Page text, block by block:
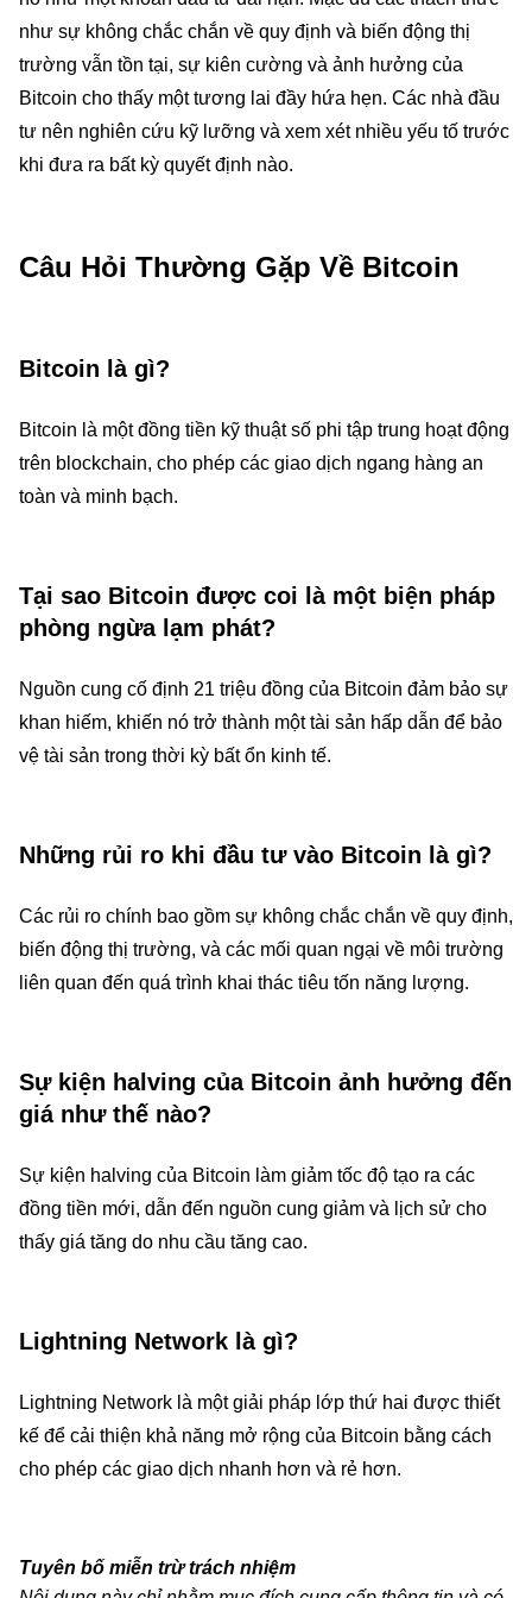
như sự không chắc chắn về quy định và biến động thị
trường vẫn tồn tại, sự kiên cường và ảnh hưởng của
Bitcoin cho thấy một tương lai đầy hứa hẹn. Các nhà đầu
tư nên nghiên cứu kỹ lưỡng và xem xét nhiều yếu tố trước
khi đưa ra bất kỳ quyết định nào.
Câu Hỏi Thường Gặp Về Bitcoin
Bitcoin là gì?
Bitcoin là một đồng tiền kỹ thuật số phi tập trung hoạt động
trên blockchain, cho phép các giao dịch ngang hàng an
toàn và minh bạch.
Tại sao Bitcoin được coi là một biện pháp
phòng ngừa lạm phát?
Nguồn cung cố định 21 triệu đồng của Bitcoin đảm bảo sự
khan hiếm, khiến nó trở thành một tài sản hấp dẫn để bảo
vệ tài sản trong thời kỳ bất ổn kinh tế.
Những rủi ro khi đầu tư vào Bitcoin là gì?
Các rủi ro chính bao gồm sự không chắc chắn về quy định,
biến động thị trường, và các mối quan ngại về môi trường
liên quan đến quá trình khai thác tiêu tốn năng lượng.
Sự kiện halving của Bitcoin ảnh hưởng đến
giá như thế nào?
Sự kiện halving của Bitcoin làm giảm tốc độ tạo ra các
đồng tiền mới, dẫn đến nguồn cung giảm và lịch sử cho
thấy giá tăng do nhu cầu tăng cao.
Lightning Network là gì?
Lightning Network là một giải pháp lớp thứ hai được thiết
kế để cải thiện khả năng mở rộng của Bitcoin bằng cách
cho phép các giao dịch nhanh hơn và rẻ hơn.
Tuyên bố miễn trừ trách nhiệm